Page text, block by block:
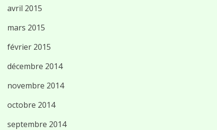
avril 2015
mars 2015
février 2015
décembre 2014
novembre 2014
octobre 2014
septembre 2014